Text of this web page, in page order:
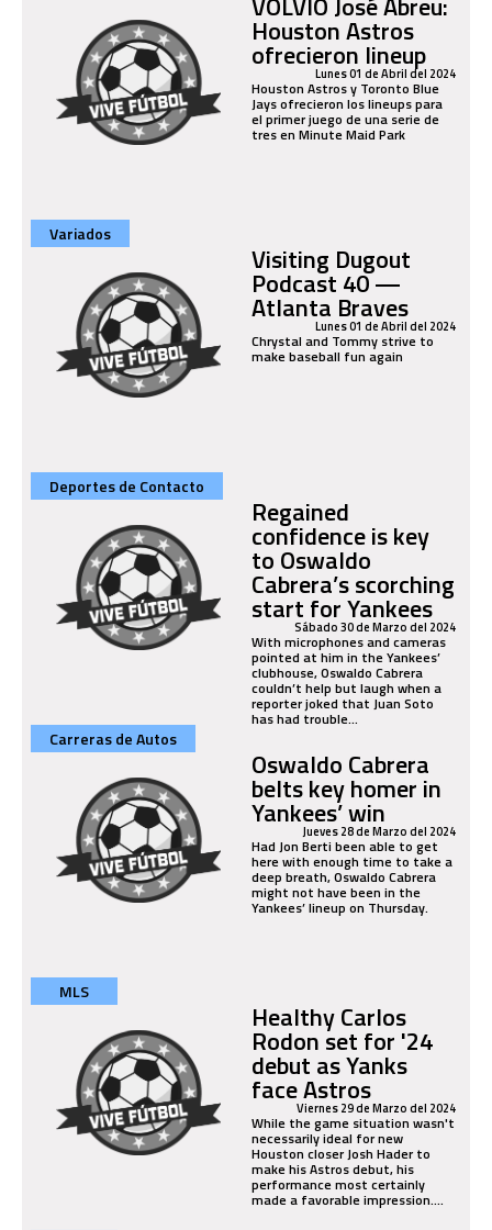
Houston Astros
ofrecieron lineup
Lunes 01 de Abril del 2024
Houston Astros y Toronto Blue
Jays ofrecieron los lineups para
el primer juego de una serie de
tres en Minute Maid Park
Variados
Visiting Dugout
Podcast 40 —
Atlanta Braves
Lunes 01 de Abril del 2024
Chrystal and Tommy strive to
make baseball fun again
Deportes de Contacto
Regained
confidence is key
to Oswaldo
Cabrera’s scorching
start for Yankees
Sábado 30 de Marzo del 2024
With microphones and cameras
pointed at him in the Yankees’
clubhouse, Oswaldo Cabrera
couldn’t help but laugh when a
reporter joked that Juan Soto
has had trouble...
Carreras de Autos
Oswaldo Cabrera
belts key homer in
Yankees’ win
Jueves 28 de Marzo del 2024
Had Jon Berti been able to get
here with enough time to take a
deep breath, Oswaldo Cabrera
might not have been in the
Yankees’ lineup on Thursday.
MLS
Healthy Carlos
Rodon set for '24
debut as Yanks
face Astros
Viernes 29 de Marzo del 2024
While the game situation wasn't
necessarily ideal for new
Houston closer Josh Hader to
make his Astros debut, his
performance most certainly
made a favorable impression....